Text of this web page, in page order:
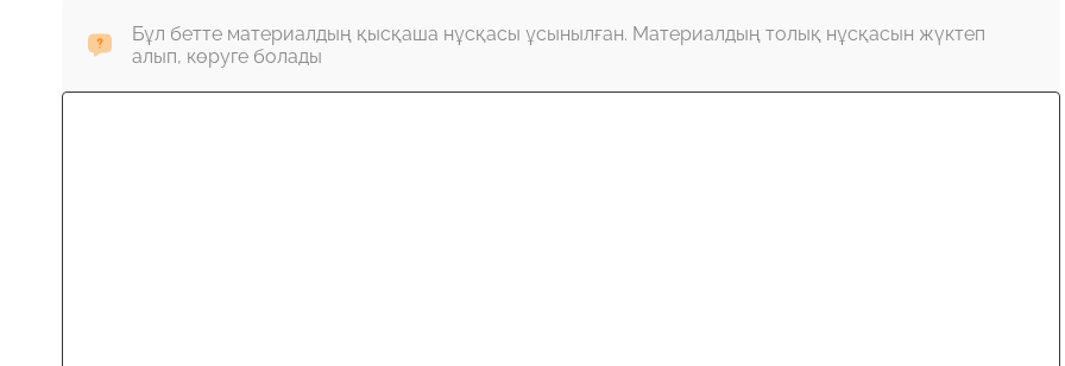
Бұл бетте материалдың қысқаша нұсқасы ұсынылған. Материалдың толық нұсқасын жүктеп
алып, көруге болады